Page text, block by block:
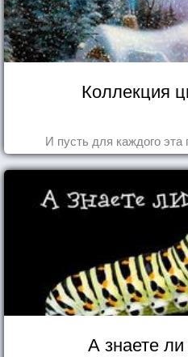
Коллекция
И пусть для каждого
А знаете